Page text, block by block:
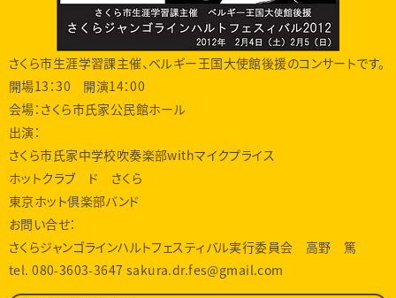
さくら市生涯学習課主催、ベルギー王国大使館後援のコンサートです。
開場13：30 開演14：00
会場：さくら市氏家公民館ホール
出演：
さくら市氏家中学校吹奏楽部withマイクプライス
ホットクラブ ド さくら
東京ホット倶楽部バンド
お問い合せ：
さくらジャンゴラインハルトフェスティバル実行委員会 高野 篤
tel. 080-3603-3647 sakura.dr.fes@gmail.com